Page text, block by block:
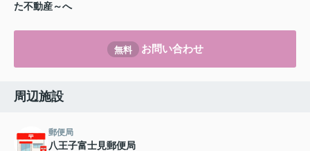
た不動産～へ
無料 お問い合わせ
周辺施設
郵便局
八王子富士見郵便局